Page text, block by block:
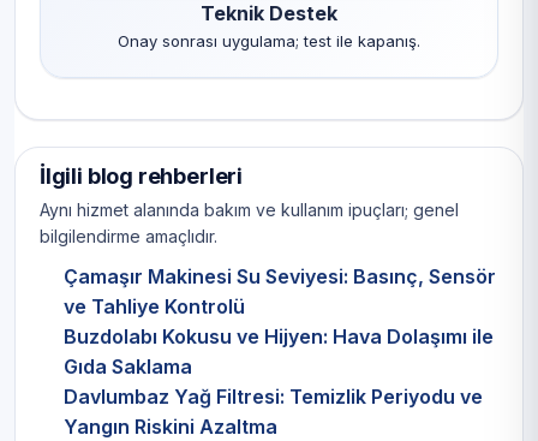
Teknik Destek
Onay sonrası uygulama; test ile kapanış.
İlgili blog rehberleri
Aynı hizmet alanında bakım ve kullanım ipuçları; genel
bilgilendirme amaçlıdır.
Çamaşır Makinesi Su Seviyesi: Basınç, Sensör
ve Tahliye Kontrolü
Buzdolabı Kokusu ve Hijyen: Hava Dolaşımı ile
Gıda Saklama
Davlumbaz Yağ Filtresi: Temizlik Periyodu ve
Yangın Riskini Azaltma